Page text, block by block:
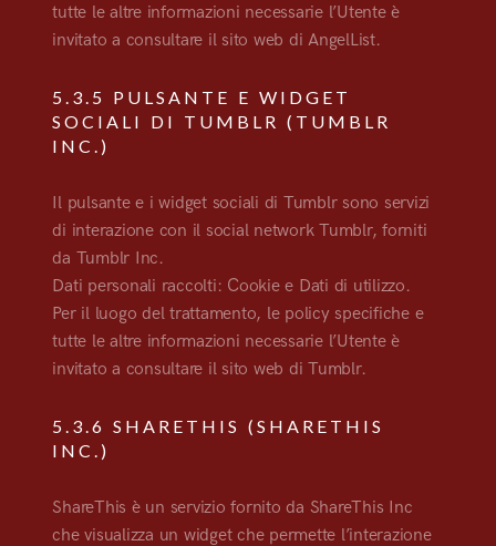
tutte le altre informazioni necessarie l’Utente è
invitato a consultare il sito web di AngelList.
5.3.5 PULSANTE E WIDGET
SOCIALI DI TUMBLR (TUMBLR
INC.)
Il pulsante e i widget sociali di Tumblr sono servizi
di interazione con il social network Tumblr, forniti
da Tumblr Inc.
Dati personali raccolti: Cookie e Dati di utilizzo.
Per il luogo del trattamento, le policy specifiche e
tutte le altre informazioni necessarie l’Utente è
invitato a consultare il sito web di Tumblr.
5.3.6 SHARETHIS (SHARETHIS
INC.)
ShareThis è un servizio fornito da ShareThis Inc
che visualizza un widget che permette l’interazione